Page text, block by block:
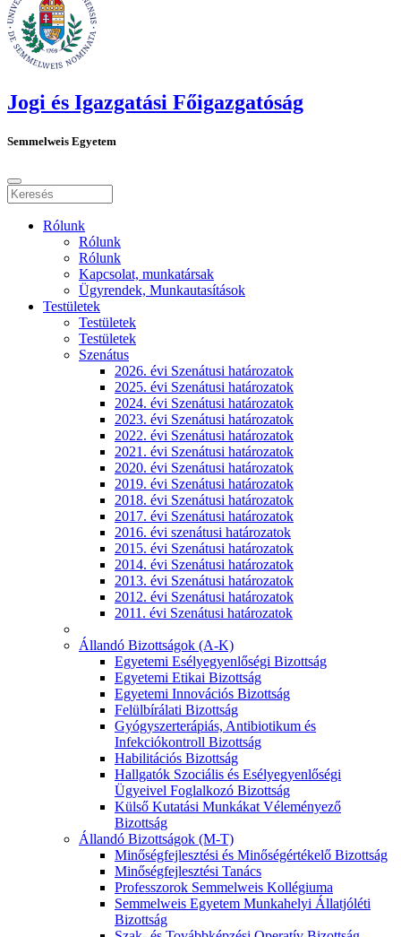
Jogi és Igazgatási Főigazgatóság
Semmelweis Egyetem
Rólunk
Rólunk
Rólunk
Kapcsolat, munkatársak
Ügyrendek, Munkautasítások
Testületek
Testületek
Testületek
Szenátus
2026. évi Szenátusi határozatok
2025. évi Szenátusi határozatok
2024. évi Szenátusi határozatok
2023. évi Szenátusi határozatok
2022. évi Szenátusi határozatok
2021. évi Szenátusi határozatok
2020. évi Szenátusi határozatok
2019. évi Szenátusi határozatok
2018. évi Szenátusi határozatok
2017. évi Szenátusi határozatok
2016. évi szenátusi határozatok
2015. évi Szenátusi határozatok
2014. évi Szenátusi határozatok
2013. évi Szenátusi határozatok
2012. évi Szenátusi határozatok
2011. évi Szenátusi határozatok
Állandó Bizottságok (A-K)
Egyetemi Esélyegyenlőségi Bizottság
Egyetemi Etikai Bizottság
Egyetemi Innovációs Bizottság
Felülbírálati Bizottság
Gyógyszerterápiás, Antibiotikum és
Infekciókontroll Bizottság
Habilitációs Bizottság
Hallgatók Szociális és Esélyegyenlőségi
Ügyeivel Foglalkozó Bizottság
Külső Kutatási Munkákat Véleményező
Bizottság
Állandó Bizottságok (M-T)
Minőségfejlesztési és Minőségértékelő Bizottság
Minőségfejlesztési Tanács
Professzorok Semmelweis Kollégiuma
Semmelweis Egyetem Munkahelyi Állatjóléti
Bizottság